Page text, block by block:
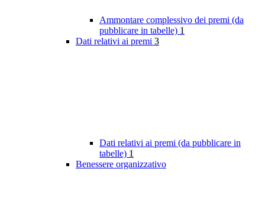
Ammontare complessivo dei premi (da
pubblicare in tabelle) 1
Dati relativi ai premi 3
Dati relativi ai premi (da pubblicare in
tabelle) 1
Benessere organizzativo